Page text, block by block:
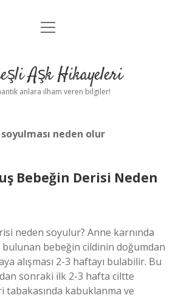
Anasayfa
Yasal Uyarı
menüyü
Aşk Hikayeleri
anlara ilham veren bilgiler!
neden olur
Bebeğin Derisi Neden
neden soyulur? Anne karnında
bulunan bebeğin cildinin doğumdan
alışması 2-3 haftayı bulabilir. Bu
sonraki ilk 2-3 hafta ciltte
tabakasında kabuklanma ve